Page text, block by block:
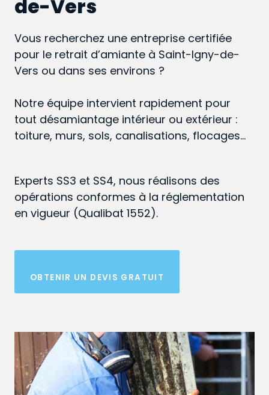
de-Vers
Vous recherchez une entreprise certifiée
pour le retrait d’amiante à Saint-Igny-de-
Vers ou dans ses environs ?
Notre équipe intervient rapidement pour
tout désamiantage intérieur ou extérieur :
toiture, murs, sols, canalisations, flocages…
Experts SS3 et SS4, nous réalisons des
opérations conformes à la réglementation
en vigueur (Qualibat 1552).
OBTENIR UN DEVIS GRATUIT